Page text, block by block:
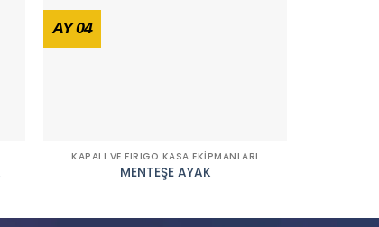
AY 04
KAPALI VE FIRIGO KASA EKIPMANLARI
MENTEŞE AYAK